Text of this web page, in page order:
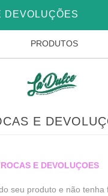
DEVOLUÇÕES
PRODUTOS
E
E DEVOLUÇOES
seu produto e não tenha